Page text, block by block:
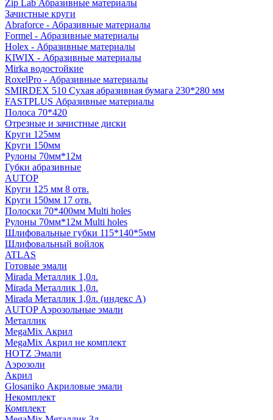
Zip Lab Абразивные материалы
Зачистные круги
Abraforce - Абразивные материалы
Formel - Абразивные материалы
Holex - Абразивные материалы
KIWIX - Абразивные материалы
Mirka водостойкие
RoxelPro - Абразивные материалы
SMIRDEX 510 Сухая абразивная бумага 230*280 мм
FASTPLUS Абразивные материалы
Полоса 70*420
Отрезные и зачистные диски
Круги 125мм
Круги 150мм
Рулоны 70мм*12м
Губки абразивные
AUTOP
Круги 125 мм 8 отв.
Круги 150мм 17 отв.
Полоски 70*400мм Multi holes
Рулоны 70мм*12м Multi holes
Шлифовальные губки 115*140*5мм
Шлифовальный войлок
ATLAS
Готовые эмали
Mirada Металлик 1,0л.
Mirada Металлик 1,0л.
Mirada Металлик 1,0л. (индекс А)
AUTOP Аэрозольные эмали
Металлик
MegaMix Акрил
MegaMix Акрил не комплект
HOTZ Эмали
Аэрозоли
Акрил
Glosaniko Акриловые эмали
Некомплект
Комплект